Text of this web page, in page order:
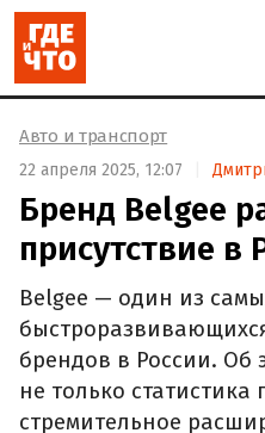
Авто и транспорт
22 апреля 2025, 12:07
Бренд Belgee
присутствие в
Belgee — один из
брендов в России. Об
не только
стремительное